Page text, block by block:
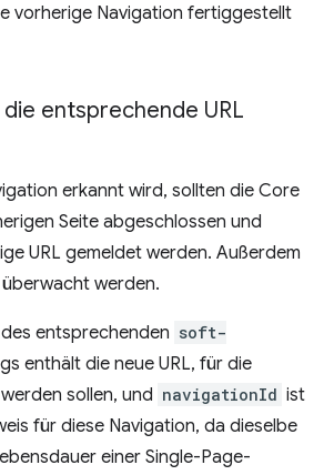
vorherige Navigation fertiggestellt
entsprechende URL
erkannt wird, sollten die Core
Seite abgeschlossen und
URL gemeldet werden. Außerdem
werden.
des entsprechenden soft-
enthält die neue URL, für die
sollen, und navigationId ist
für diese Navigation, da dieselbe
einer Single-Page-